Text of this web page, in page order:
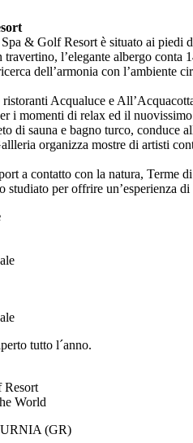
& Golf Resort è situato ai piedi
l’elegante albergo
dell’armonia con l’ambiente
Acqualuce e
i momenti di relax ed il
di sauna e bagno turco, conduce
organizza mostre di artisti
a contatto con la natura,
studiato per offrire
tutto l´anno.
Resort
World
(GR)